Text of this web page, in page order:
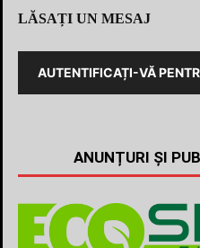
LĂSAȚI UN MESAJ
AUTENTIFICAȚI-VĂ
ANUNȚURI ȘI